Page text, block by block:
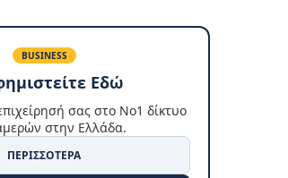
BUSINESS
Εδώ
σας στο No1 δίκτυο
στην Ελλάδα.
ΠΕΡΙΣΣΟΤΕΡΑ